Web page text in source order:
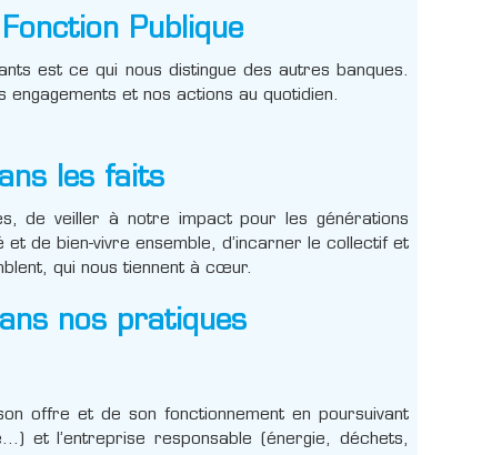
Publique
est ce qui nous distingue des autres banques.
et nos actions au quotidien.
les faits
de veiller à notre impact pour les générations
de bien-vivre ensemble, d’incarner le collectif et
qui nous tiennent à cœur.
nos pratiques
offre et de son fonctionnement en poursuivant
et l’entreprise responsable (énergie, déchets,